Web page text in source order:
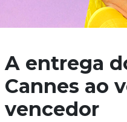
A entrega
Cannes ao
vencedor